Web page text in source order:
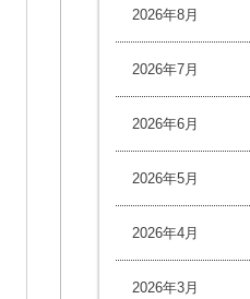
2026年8月
2026年7月
2026年6月
2026年5月
2026年4月
2026年3月